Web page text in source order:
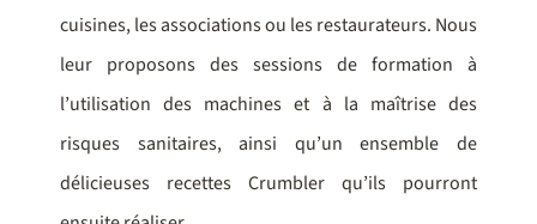
cuisines, les associations ou les restaurateurs. Nous
leur proposons des sessions de formation à
l’utilisation des machines et à la maîtrise des
risques sanitaires, ainsi qu’un ensemble de
délicieuses recettes Crumbler qu’ils pourront